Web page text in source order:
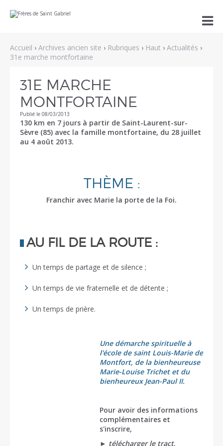
Aller
au
à
la
navigation
Outils
personnels

Accueil › Archives ancien site › Rubriques › Haut › Actualités ›
31e marche montfortaine
31E MARCHE
MONTFORTAINE
Publié le 08/03/2013
130 km en 7 jours à partir de Saint-Laurent-sur-
Sèvre (85) avec la famille montfortaine, du 28 juillet
au 4 août 2013.
THÈME :
Franchir avec Marie la porte de la Foi.
AU FIL DE LA ROUTE :
Un temps de partage et de silence ;
Un temps de vie fraternelle et de détente ;
Un temps de prière.
Une démarche spirituelle à
l'école de saint Louis-Marie de
Montfort, de la bienheureuse
Marie-Louise Trichet et du
bienheureux Jean-Paul II.
Pour avoir des informations
complémentaires et
s'inscrire,
► télécharger le tract,